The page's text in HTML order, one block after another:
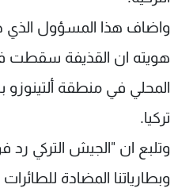
واضاف هذا المسؤول
المحلي في منطقة
تركيا.
وتلبع ان "الجيش التركي رد
وبطارياتنا المضادة